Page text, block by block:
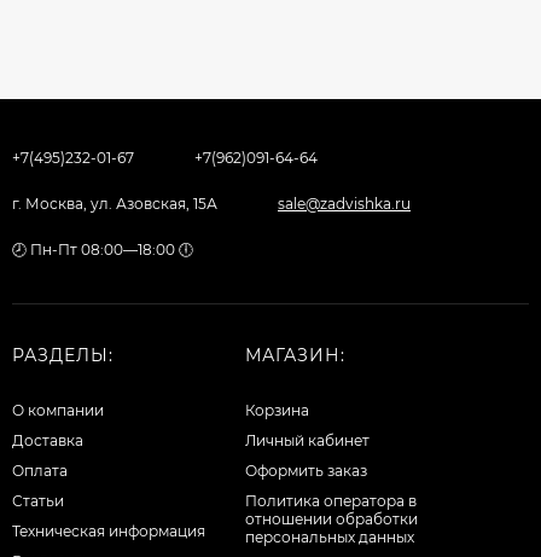
+7(495)232-01-67 +7(962)091-64-64
г. Москва, ул. Азовская, 15А sale@zadvishka.ru
🕗 Пн-Пт 08:00—18:00 🕕
РАЗДЕЛЫ:
О компании
Доставка
Оплата
Статьи
Техническая информация
МАГАЗИН:
Корзина
Личный кабинет
Оформить заказ
Политика оператора в
отношении обработки
персональных данных